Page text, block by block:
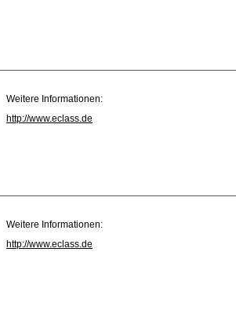
Weitere Informationen:
http://www.eclass.de
Weitere Informationen:
http://www.eclass.de